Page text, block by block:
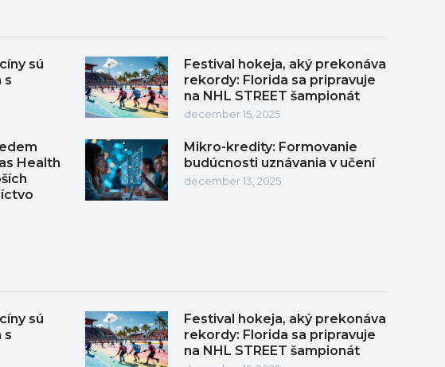
sú
s
Festival hokeja, aký prekonáva
rekordy: Florida sa pripravuje
na NHL STREET šampionát
december 15, 2025
Health
Mikro-kredity: Formovanie
budúcnosti uznávania v učení
december 13, 2025
sú
s
Festival hokeja, aký prekonáva
rekordy: Florida sa pripravuje
na NHL STREET šampionát